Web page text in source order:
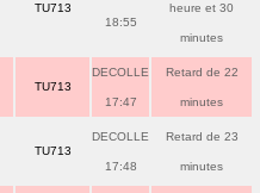
TU713
18:55
heure et 30
minutes
TU713
DECOLLE
17:47
Retard de 22
minutes
TU713
DECOLLE
17:48
Retard de 23
minutes